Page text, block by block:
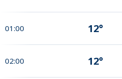
01:00 12°
02:00 12°